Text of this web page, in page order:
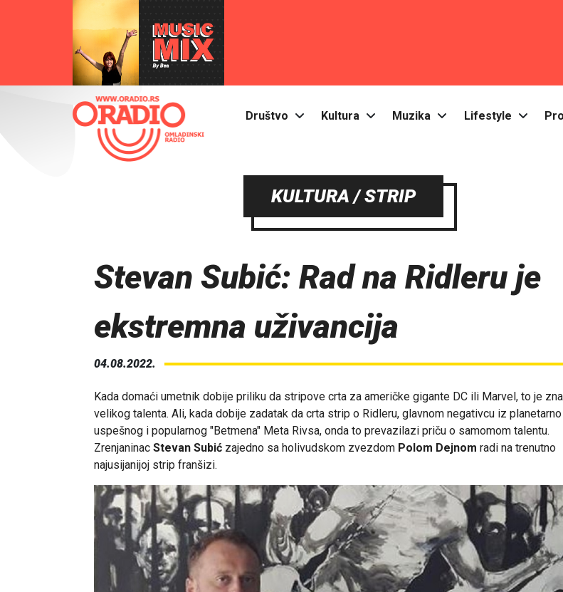
Društvo Kultura Muzika Lifestyle
KULTURA / STRIP
Stevan Subić: Rad na Ridleru je
ekstremna uživancija
04.08.2022.
Kada domaći umetnik dobije priliku da stripove crta za američke gigante DC ili Marvel, to je
velikog talenta. Ali, kada dobije zadatak da crta strip o Ridleru, glavnom negativcu iz planetarno
uspešnog i popularnog "Betmena" Meta Rivsa, onda to prevazilazi priču o samomom talentu.
Zrenjaninac Stevan Subić zajedno sa holivudskom zvezdom Polom Dejnom radi na trenutno
najusijanijoj strip franšizi.